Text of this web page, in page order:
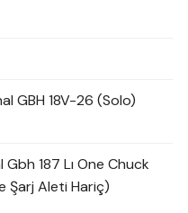
GBH 18V-26 (Solo)
187 Lı One Chuck
Şarj Aleti Hariç)